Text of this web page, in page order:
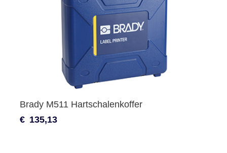
Brady M511 Hartschalenkoffer
€ 135,13